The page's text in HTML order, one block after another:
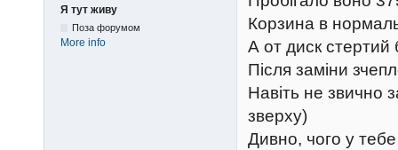
Я тут живу
Поза форумом
More info
Корзина в
А от диск стертий
Після заміни
Навіть не звично
зверху)
Дивно, чого у тебе